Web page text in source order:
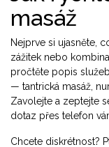
masáž
Nejprve si ujasněte,
zážitek nebo
pročtěte popis
— tantrická masáž,
Zavolejte a zeptejte
dotaz přes telefon
Chcete diskrétnost?